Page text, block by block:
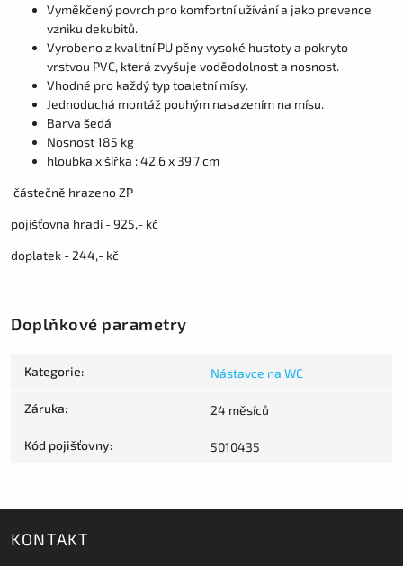
Vyměkčený povrch pro komfortní užívání a jako prevence
vzniku dekubitů.
Vyrobeno z kvalitní PU pěny vysoké hustoty a pokryto
vrstvou PVC, která zvyšuje voděodolnost a nosnost.
Vhodné pro každý typ toaletní mísy.
Jednoduchá montáž pouhým nasazením na mísu.
Barva šedá
Nosnost 185 kg
hloubka x šířka : 42,6 x 39,7 cm
částečně hrazeno ZP
pojišťovna hradí - 925,- kč
doplatek - 244,- kč
Doplňkové parametry
Kategorie: Nástavce na WC
Záruka: 24 měsíců
Kód pojišťovny: 5010435
KONTAKT